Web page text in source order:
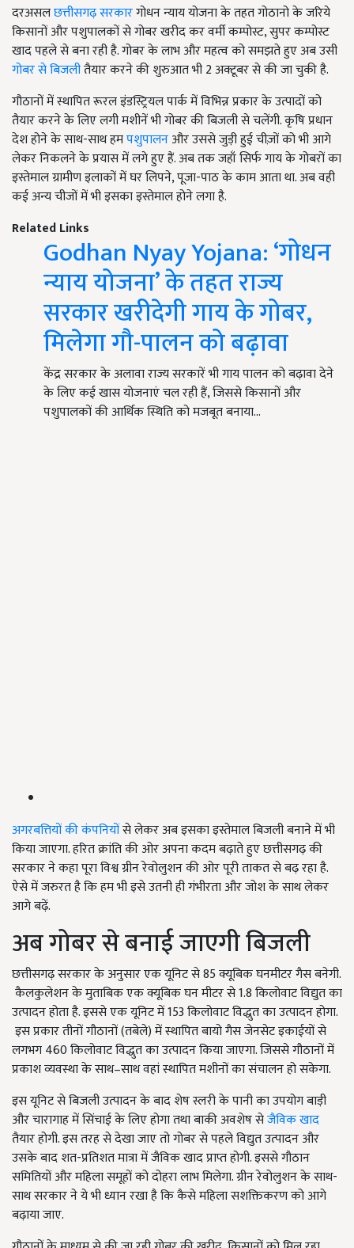
दरअसलछत्तीसगढ़ सरकारगोधन न्याय योजना के तहत गोठानो के जरिये
किसानों और पशुपालकों से गोबर खरीद कर वर्मी कम्पोस्ट, सुपर कम्पोस्ट
खाद पहले से बना रही है. गोबर के लाभ और महत्व को समझते हुए अब उसी
गोबर से बिजलीतैयार करने की शुरुआत भी 2 अक्टूबर से की जा चुकी है.
गौठानों में स्थापित रूरल इंडस्ट्रियल पार्क में विभिन्न प्रकार के उत्पादों को
तैयार करने के लिए लगी मशीनें भी गोबर की बिजली से चलेंगी. कृषि प्रधान
देश होने के साथ-साथ हमपशुपालनऔर उससे जुड़ी हुई चीज़ों को भी आगे
लेकर निकलने के प्रयास में लगे हुए हैं. अब तक जहाँ सिर्फ गाय के गोबरों का
इस्तेमाल ग्रामीण इलाकों में घर लिपने, पूजा-पाठ के काम आता था. अब वही
कई अन्य चीजों में भी इसका इस्तेमाल होने लगा है.
Related Links
Godhan Nyay Yojana: ‘गोधन
न्याय योजना’ के तहत राज्य
सरकार खरीदेगी गाय के गोबर,
मिलेगा गौ-पालन को बढ़ावा
केंद्र सरकार के अलावा राज्य सरकारें भी गाय पालन को बढ़ावा देने
के लिए कई खास योजनाएं चल रही हैं, जिससे किसानों और
पशुपालकों की आर्थिक स्थिति को मजबूत बनाया…
अगरबत्तियों की कंपनियोंसे लेकर अब इसका इस्तेमाल बिजली बनाने में भी
किया जाएगा. हरित क्रांति की ओर अपना कदम बढ़ाते हुए छत्तीसगढ़ की
सरकार ने कहा पूरा विश्व ग्रीन रेवोलुशन की ओर पूरी ताकत से बढ़ रहा है.
ऐसे में जरुरत है कि हम भी इसे उतनी ही गंभीरता और जोश के साथ लेकर
आगे बढ़ें.
अब गोबर से बनाई जाएगी बिजली
छत्तीसगढ़ सरकार के अनुसार एक यूनिट से 85 क्यूबिक घनमीटर गैस बनेगी.
कैलकुलेशन के मुताबिक एक क्यूबिक घन मीटर से 1.8 किलोवाट विद्युत का
उत्पादन होता है. इससे एक यूनिट में 153 किलोवाट विद्धुत का उत्पादन होगा.
इस प्रकार तीनों गौठानों (तबेले) में स्थापित बायो गैस जेनसेट इकाईयों से
लगभग 460 किलोवाट विद्धुत का उत्पादन किया जाएगा. जिससे गौठानों में
प्रकाश व्यवस्था के साथ–साथ वहां स्थापित मशीनों का संचालन हो सकेगा.
इस यूनिट से बिजली उत्पादन के बाद शेष स्लरी के पानी का उपयोग बाड़ी
और चारागाह में सिंचाई के लिए होगा तथा बाकी अवशेष सेजैविक खाद
तैयार होगी. इस तरह से देखा जाए तो गोबर से पहले विद्युत उत्पादन और
उसके बाद शत-प्रतिशत मात्रा में जैविक खाद प्राप्त होगी. इससे गौठान
समितियों और महिला समूहों को दोहरा लाभ मिलेगा. ग्रीन रेवोलुशन के साथ-
साथ सरकार ने ये भी ध्यान रखा है कि कैसे महिला सशक्तिकरण को आगे
बढ़ाया जाए.